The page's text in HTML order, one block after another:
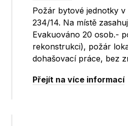
Požár bytové jednotky
234/14. Na místě
Evakuováno 20 osob.-
rekonstrukci), požár
dohašovací práce, bez
Přejít na více informací